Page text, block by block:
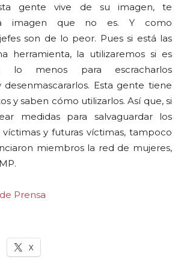
gente vive de su imagen, te
imagen que no es. Y como
son de lo peor. Pues si está las
herramienta, la utilizaremos si es
lo menos para escracharlos
Esta gente tiene
y saben cómo utilizarlos. Así que, si
medidas para salvaguardar los
y futuras víctimas, tampoco
miembros la red de mujeres,
Prensa
X